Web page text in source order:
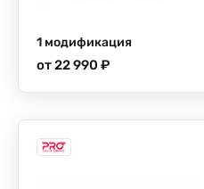
1 модификация
от 22 990 ₽